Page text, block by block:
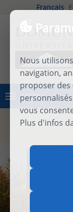
Nous
navigation,
proposer
vous
Plus d'infos
Français
MENU